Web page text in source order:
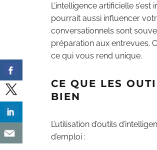
L’intelligence artificielle
pourrait aussi influencer
conversationnels sont
préparation aux entrevues.
ce qui vous rend unique.
CE QUE LES
BIEN
L’utilisation d’outils
d’emploi :